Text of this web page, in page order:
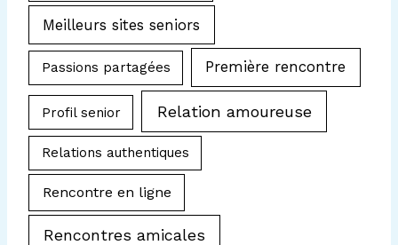
Meilleurs sites seniors
Passions partagées Première rencontre
Profil senior Relation amoureuse
Relations authentiques
Rencontre en ligne
Rencontres amicales